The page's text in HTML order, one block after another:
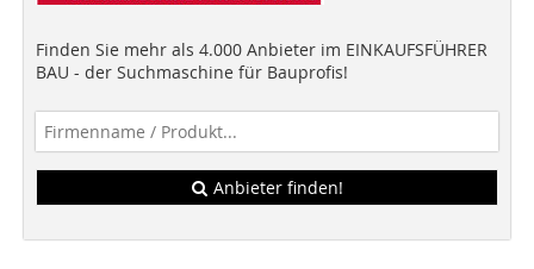
Finden Sie mehr als 4.000 Anbieter im EINKAUFSFÜHRER
BAU - der Suchmaschine für Bauprofis!
Anbieter finden!